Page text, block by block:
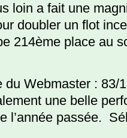
loin a fait une
doubler un flot
214ème place au
du Webmaster : 83/
une belle
l’année passée.